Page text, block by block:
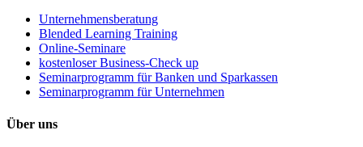
Unternehmens­beratung
Blended Learning Training
Online-Seminare
kostenloser Business-Check up
Seminarprogramm für Banken und Sparkassen
Seminarprogramm für Unternehmen
Über uns